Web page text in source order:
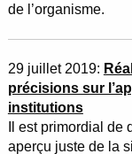
de l’organisme.
29 juillet 2019:
précisions sur
institutions
Il est primordial
aperçu juste de la